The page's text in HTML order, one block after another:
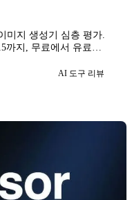
미지 생성기 심층 평가.
까지, 무료에서 유료까
AI 도구 리뷰